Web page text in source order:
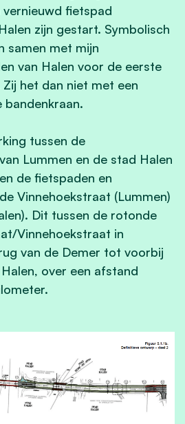
fietspad
zijn gestart. Symbolisch
samen met mijn
van Halen voor de eerste
het dan niet met een
bandenkraan.
tussen de
Lummen en de stad Halen
de fietspaden en
Vinnehoekstraat (Lummen)
Dit tussen de rotonde
Vinnehoekstraat in
van de Demer tot voorbij
over een afstand